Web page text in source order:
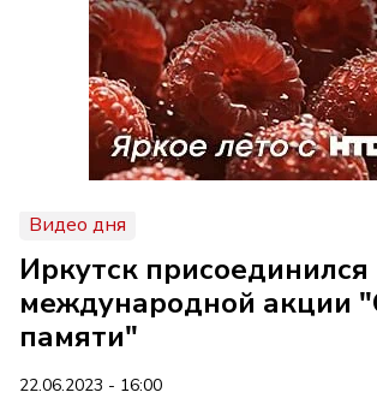
Видео дня
Иркутск присоединился
международной акции
памяти"
22.06.2023 - 16:00